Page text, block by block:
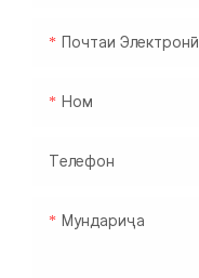
Почтаи Электронӣ
Ном
Телефон
Мундариҷа